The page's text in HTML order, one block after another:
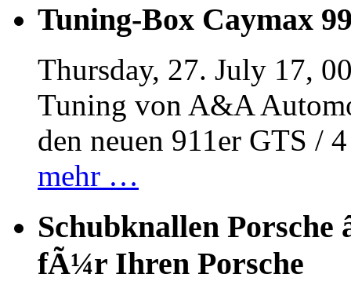
Tuning-Box Caymax
Thursday, 27. July 17,
Tuning von A&A
den neuen 911er GTS /
mehr …
Schubknallen Porsche
fÃ¼r Ihren Porsche